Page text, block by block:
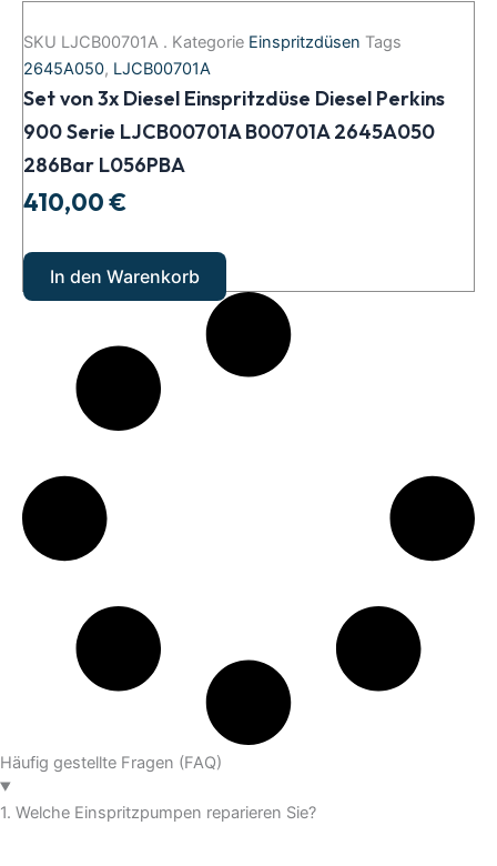
SKU LJCB00701A . Kategorie Einspritzdüsen Tags
2645A050, LJCB00701A
Set von 3x Diesel Einspritzdüse Diesel Perkins
900 Serie LJCB00701A B00701A 2645A050
286Bar L056PBA
410,00€
von
Diesel
Einspritzdüse
Diesel
Perkins
900
LJCB00701A
2645A050
286Bar
L056PBA
In den Warenkorb
Häufig gestellte Fragen (FAQ)
1. Welche Einspritzpumpen reparieren Sie?